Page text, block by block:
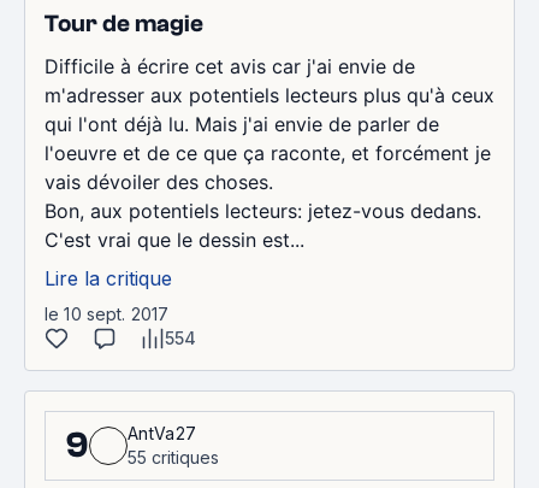
Tour de magie
Difficile à écrire cet avis car j'ai envie de
m'adresser aux potentiels lecteurs plus qu'à ceux
qui l'ont déjà lu. Mais j'ai envie de parler de
l'oeuvre et de ce que ça raconte, et forcément je
vais dévoiler des choses.
Bon, aux potentiels lecteurs: jetez-vous dedans.
C'est vrai que le dessin est...
Lire la critique
le 10 sept. 2017
554
9
AntVa27
55 critiques